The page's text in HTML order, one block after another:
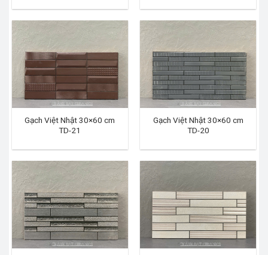
Gạch Việt Nhật 30×60 cm
TD-21
Gạch Việt Nhật 30×60 cm
TD-20